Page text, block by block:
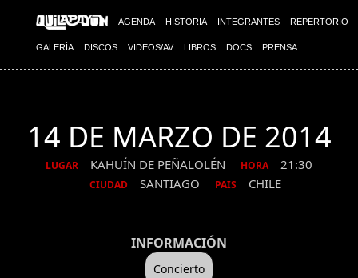
AGENDA HISTORIA INTEGRANTES REPERTORIO
GALERÍA DISCOS VIDEOS/AV LIBROS DOCS PRENSA
14 DE MARZO DE 2014
LUGAR KAHUÍN DE PEÑALOLÉN HORA 21:30
CIUDAD SANTIAGO PAIS CHILE
INFORMACIÓN
Concierto